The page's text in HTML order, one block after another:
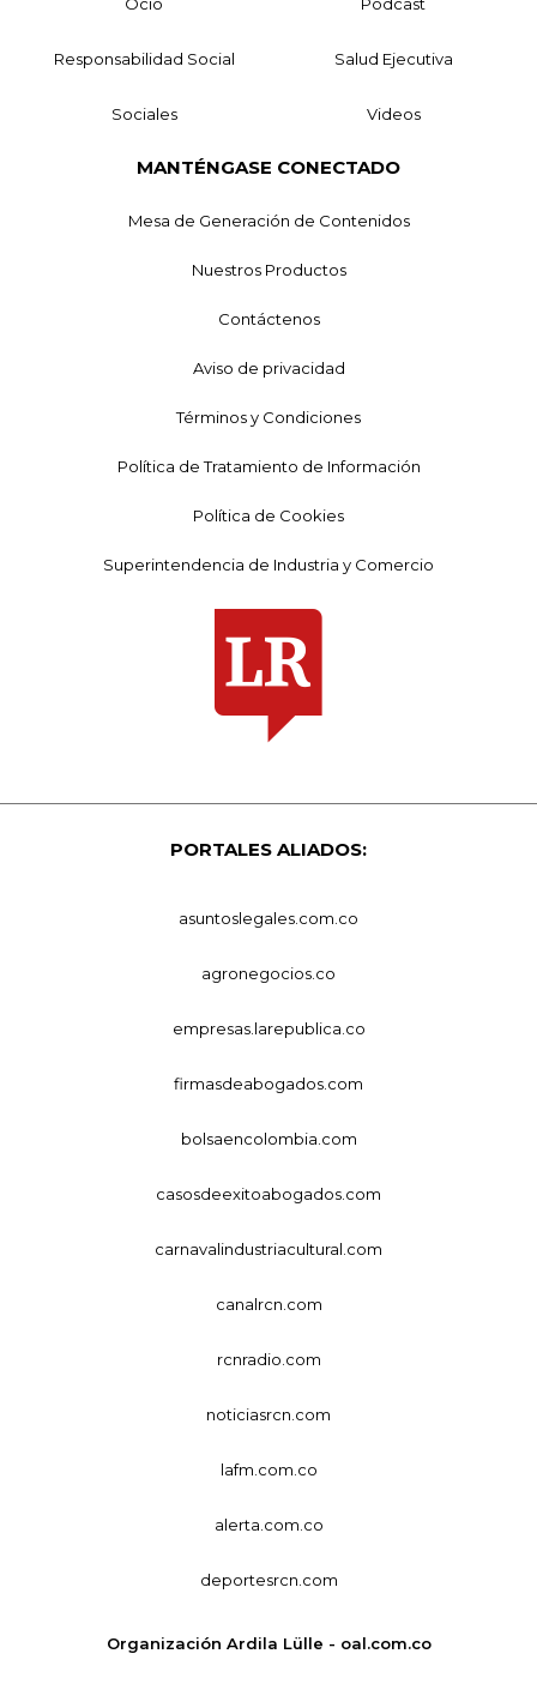
Responsabilidad Social Salud Ejecutiva
Sociales Videos
MANTÉNGASE CONECTADO
Mesa de Generación de Contenidos
Nuestros Productos
Contáctenos
Aviso de privacidad
Términos y Condiciones
Política de Tratamiento de Información
Política de Cookies
Superintendencia de Industria y Comercio
PORTALES ALIADOS:
asuntoslegales.com.co
agronegocios.co
empresas.larepublica.co
firmasdeabogados.com
bolsaencolombia.com
casosdeexitoabogados.com
carnavalindustriacultural.com
canalrcn.com
rcnradio.com
noticiasrcn.com
lafm.com.co
alerta.com.co
deportesrcn.com
Organización Ardila Lülle - oal.com.co